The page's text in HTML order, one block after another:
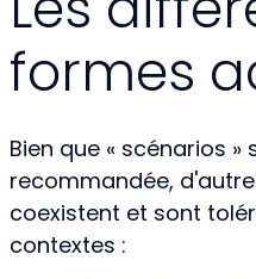
formes
Bien que « scénarios
recommandée,
coexistent et sont
contextes :